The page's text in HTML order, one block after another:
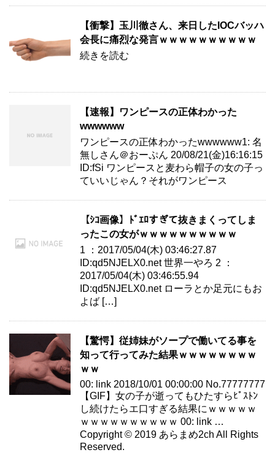
【衝撃】玉川徹さん、来日したIOCバッハ
会長に痛烈な発言ｗｗｗｗｗｗｗｗｗｗ
続きを読む
【速報】ワンピースの正体わかった
wwwwww
ワンピースの正体わかったwwwwww1: 名
無しさん＠おーぷん 20/08/21(金)16:16:15
ID:fSi ワンピースと麦わら帽子の女の子っ
ていいじゃん？それがワンピース
【ｼｺ画像】ﾄﾞｴﾛすぎて抜きまくってしま
ったこの女がｗｗｗｗｗｗｗｗｗｗ
1 ：2017/05/04(木) 03:46:27.87
ID:qd5NJELX0.net 世界一やろ 2 ：
2017/05/04(木) 03:46:55.94
ID:qd5NJELX0.net ローラとか足元にもお
よば […]
【驚愕】従姉妹がソープで働いてる事を
知って行ってみた結果ｗｗｗｗｗｗｗｗ
ｗｗ
00: link 2018/10/01 00:00:00 No.77777777
【GIF】女の子が逝ってもひたすらﾋﾟｽﾄﾝ
し続けたらエ口すぎる結果にｗｗｗｗｗ
ｗｗｗｗｗｗｗｗｗｗ 00: link …
Copyright © 2019 あらまめ2ch All Rights
Reserved.